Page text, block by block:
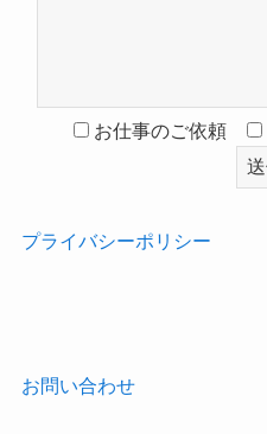
お仕事のご依頼
プライバシーポリシー
お問い合わせ